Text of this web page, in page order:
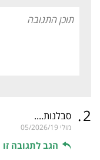
2
. סבלנות....
מולי 05/2026/19
הגב לתגובה זו